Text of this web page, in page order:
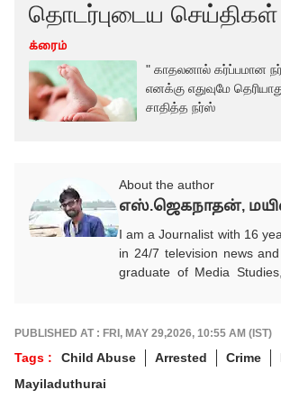
தொடர்புடைய செய்திகள்
க்ரைம்
" காதலனால் கர்ப்பமான
எனக்கு எதுவுமே
சாதித்த நர்ஸ்
About the author
எஸ்.ஜெகநாதன்,
I am a Journalist with 16
in 24/7 television news
graduate of Media
professional commitment to
truth and social
Journalism during the early
PUBLISHED AT : FRI, MAY 29,2026, 10:55 AM (IST)
Tags : Child Abuse Arrested Crime
Mayiladuthurai